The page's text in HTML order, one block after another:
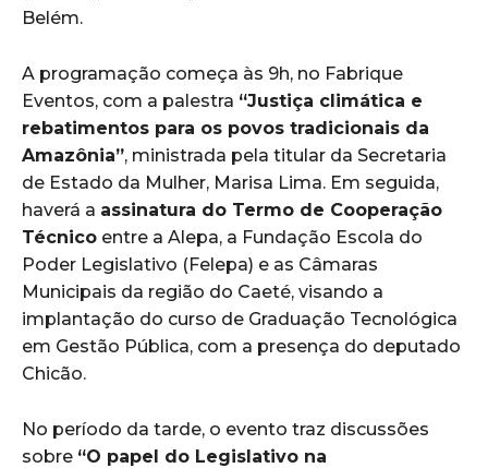
Belém.
A programação começa às 9h, no Fabrique
Eventos, com a palestra “Justiça climática e
rebatimentos para os povos tradicionais da
Amazônia”, ministrada pela titular da Secretaria
de Estado da Mulher, Marisa Lima. Em seguida,
haverá a assinatura do Termo de Cooperação
Técnico entre a Alepa, a Fundação Escola do
Poder Legislativo (Felepa) e as Câmaras
Municipais da região do Caeté, visando a
implantação do curso de Graduação Tecnológica
em Gestão Pública, com a presença do deputado
Chicão.
No período da tarde, o evento traz discussões
sobre “O papel do Legislativo na